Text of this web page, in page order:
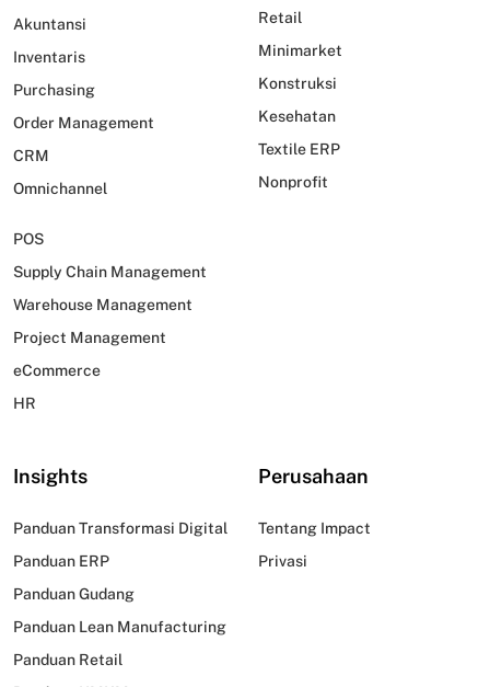
Akuntansi
Inventaris
Purchasing
Order Management
CRM
Omnichannel
POS
Supply Chain Management
Warehouse Management
Project Management
eCommerce
HR
Retail
Minimarket
Konstruksi
Kesehatan
Textile ERP
Nonprofit
Insights
Panduan Transformasi Digital
Panduan ERP
Panduan Gudang
Panduan Lean Manufacturing
Panduan Retail
Perusahaan
Tentang Impact
Privasi